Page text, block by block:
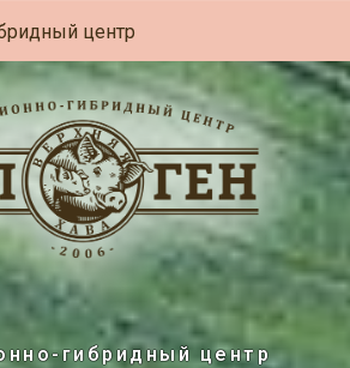
центр
гибридный центр